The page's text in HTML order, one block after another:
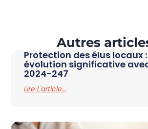
Autres
Protection des élus locaux
évolution significative
2024-247
Lire L'article...